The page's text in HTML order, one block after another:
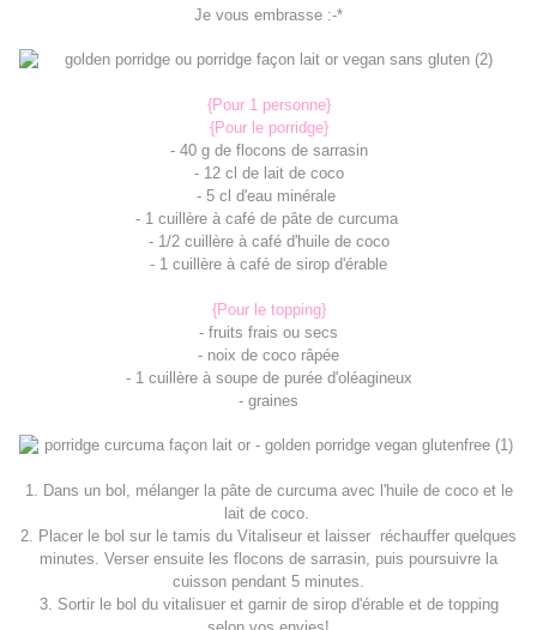
Je vous embrasse :-*
{Pour 1 personne}
{Pour le porridge}
- 40 g de flocons de sarrasin
- 12 cl de lait de coco
- 5 cl d'eau minérale
- 1 cuillère à café de pâte de curcuma
- 1/2 cuillère à café d'huile de coco
- 1 cuillère à café de sirop d'érable
{Pour le topping}
- fruits frais ou secs
- noix de coco râpée
- 1 cuillère à soupe de purée d'oléagineux
- graines
1. Dans un bol, mélanger la pâte de curcuma avec l'huile de coco et le
lait de coco.
2. Placer le bol sur le tamis du Vitaliseur et laisser réchauffer quelques
minutes. Verser ensuite les flocons de sarrasin, puis poursuivre la
cuisson pendant 5 minutes.
3. Sortir le bol du vitalisuer et garnir de sirop d'érable et de topping